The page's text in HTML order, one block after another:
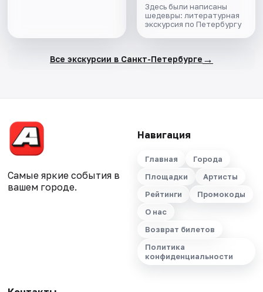
Здесь были написаны
шедевры: литературная
экскурсия по Петербургу
Все экскурсии в Санкт-Петербурге →
Самые яркие события в
вашем городе.
Навигация
Главная
Города
Площадки
Артисты
Рейтинги
Промокоды
О нас
Возврат билетов
Политика
конфиденциальности